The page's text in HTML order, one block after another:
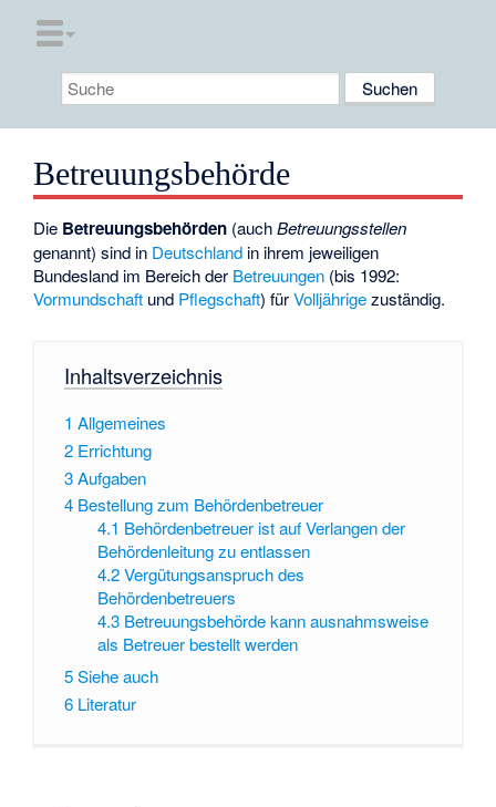
Betreuungsbehörde
Die Betreuungsbehörden (auchBetreuungsstellen
genannt) sind in Deutschland in ihrem jeweiligen
Bundesland im Bereich der Betreuungen (bis 1992:
Vormundschaft und Pflegschaft) fürVolljährigezuständig.
Inhaltsverzeichnis
1 Allgemeines
2 Errichtung
3Aufgaben
4 Bestellung zum Behördenbetreuer
4.1 Behördenbetreuer ist auf Verlangen der
Behördenleitung zu entlassen
4.2 Vergütungsanspruch des
Behördenbetreuers
4.3 Betreuungsbehörde kann ausnahmsweise
als Betreuer bestellt werden
5Siehe auch
6 Literatur